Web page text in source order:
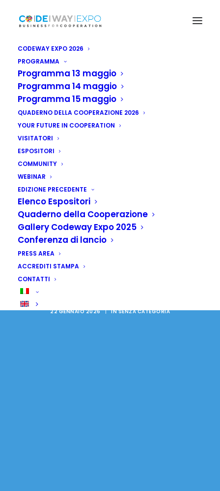
CODEWAY EXPO 2026
PROGRAMMA
Programma 13 maggio
Programma 14 maggio
Programma 15 maggio
QUADERNO DELLA COOPERAZIONE 2026
YOUR FUTURE IN COOPERATION
VISITATORI
ESPOSITORI
COMMUNITY
WEBINAR
EDIZIONE PRECEDENTE
Elenco Espositori
Quaderno della Cooperazione
Gallery Codeway Expo 2025
Conferenza di lancio
PRESS AREA
ACCREDITI STAMPA
CONTATTI
Africa Occ.: latte,
l'obiettivo è ridurre
l'importazione
22 GENNAIO 2026 | INSENZA CATEGORIA